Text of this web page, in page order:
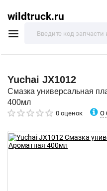
wildtruck.ru
Yuchai JX1012
Смазка универсальная
400мл
0 оценок О